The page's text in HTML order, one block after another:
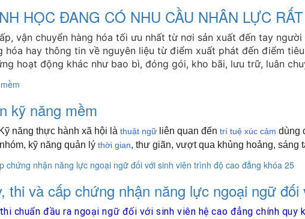
HỌC ĐANG CÓ NHU CẦU NHÂN LỰC
vận chuyển hàng hóa tối ưu nhất từ nơi sản xuất đến tay
hóa hay thông tin về nguyên liệu từ điểm xuất phát đến điểm
hoạt động khác như bao bì, đóng gói, kho bãi, lưu trữ, luân
kỹ năng mềm
năng thực hành xã hội là thuật ngữ liên quan đến trí tuệ xúc cảm dùng
kỹ năng quản lý thời gian, thư giãn, vượt qua khủng hoảng, sáng
thi và cấp chứng nhận năng lực ngoại ngữ
chuẩn đầu ra ngoại ngữ đối với sinh viên hệ cao đẳng chính